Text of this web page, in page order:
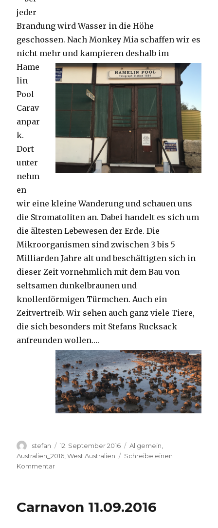
jeder
Brandung wird Wasser in die Höhe
geschossen. Nach Monkey Mia schaffen wir es
nicht mehr und kampieren deshalb im
Hame
lin
Pool
Carav
anpar
k.
Dort
unter
nehm
en
wir eine kleine Wanderung und schauen uns
die Stromatoliten an. Dabei handelt es sich um
die ältesten Lebewesen der Erde. Die
Mikroorganismen sind zwischen 3 bis 5
Milliarden Jahre alt und beschäftigten sich in
dieser Zeit vornehmlich mit dem Bau von
seltsamen dunkelbraunen und
knollenförmigen Türmchen. Auch ein
Zeitvertreib. Wir sehen auch ganz viele Tiere,
die sich besonders mit Stefans Rucksack
anfreunden wollen….
Autor
stefan
Veröffentlicht
am
12. September 2016 Kategorien
Allgemein
Australien_2016 ,West Australien
Schreibe einen
Kommentarzu
Carnavon 11.09.2016